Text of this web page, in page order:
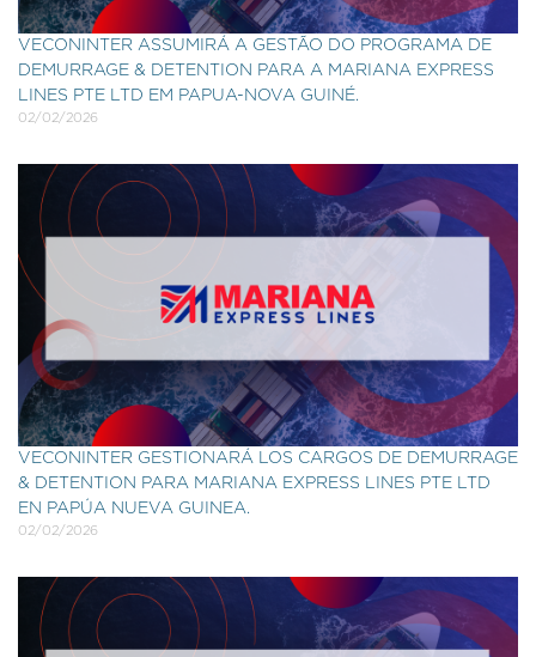
VECONINTER ASSUMIRÁ A GESTÃO DO PROGRAMA DE
DEMURRAGE & DETENTION PARA A MARIANA EXPRESS
LINES PTE LTD EM PAPUA-NOVA GUINÉ.
02/02/2026
VECONINTER GESTIONARÁ LOS CARGOS DE DEMURRAGE
& DETENTION PARA MARIANA EXPRESS LINES PTE LTD
EN PAPÚA NUEVA GUINEA.
02/02/2026